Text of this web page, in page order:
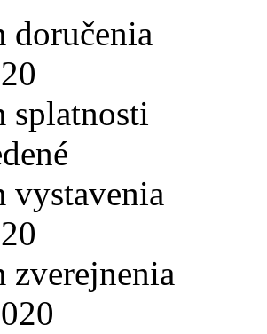
doručenia
splatnosti
vystavenia
zverejnenia